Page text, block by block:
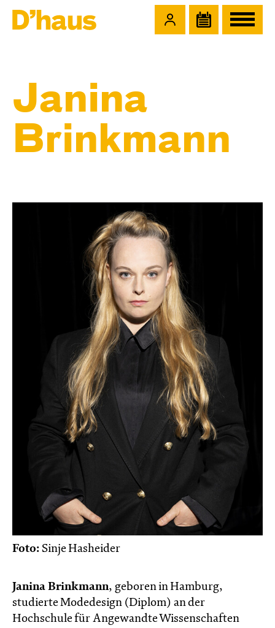
Janina
Brinkmann
Foto: Sinje Hasheider
Janina Brinkmann, geboren in Hamburg,
studierte Modedesign (Diplom) an der
Hochschule für Angewandte Wissenschaften